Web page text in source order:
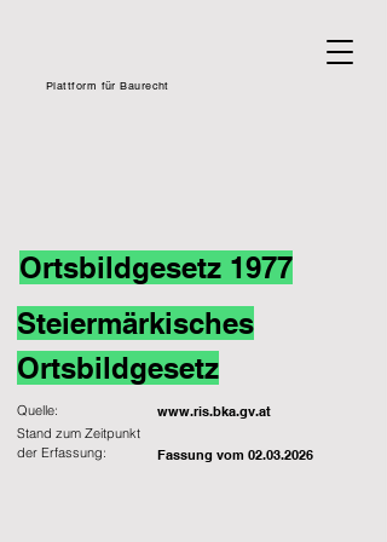
Plattform für Baurecht
Ortsbildgesetz 1977
Steiermärkisches
Ortsbildgesetz
Quelle: www.ris.bka.gv.at
Fassung vom 02.03.2026
Stand zum Zeitpunkt
der Erfassung: